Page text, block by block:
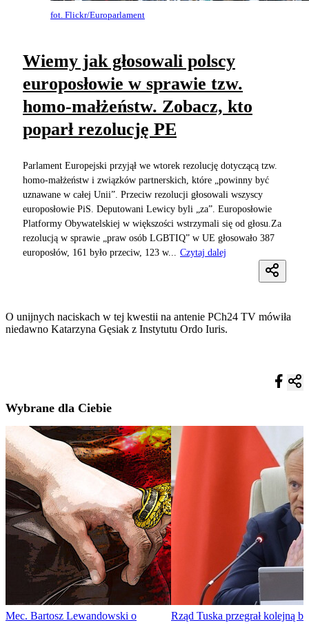
fot. Flickr/Europarlament
Wiemy jak głosowali polscy
europosłowie w sprawie tzw.
homo-małżeństw. Zobacz, kto
poparł rezolucję PE
Parlament Europejski przyjął we wtorek rezolucję dotyczącą tzw.
homo-małżeństw i związków partnerskich, które „powinny być
uznawane w całej Unii”. Przeciw rezolucji głosowali wszyscy
europosłowie PiS. Deputowani Lewicy byli „za”. Europosłowie
Platformy Obywatelskiej w większości wstrzymali się od głosu.Za
rezolucją w sprawie „praw osób LGBTIQ” w UE głosowało 387
europosłów, 161 było przeciw, 123 w...
Czytaj dalej
O unijnych naciskach w tej kwestii na antenie PCh24 TV mówiła
niedawno Katarzyna Gęsiak z Instytutu Ordo Iuris.
Wybrane dla Ciebie
Mec. Bartosz Lewandowski o
Rząd Tuska przegrał kolejną